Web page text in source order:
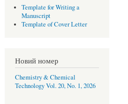
Template for Writing a
Manuscript
Template of Cover Letter
Новий номер
Chemistry & Chemical
Technology Vol. 20, No. 1, 2026